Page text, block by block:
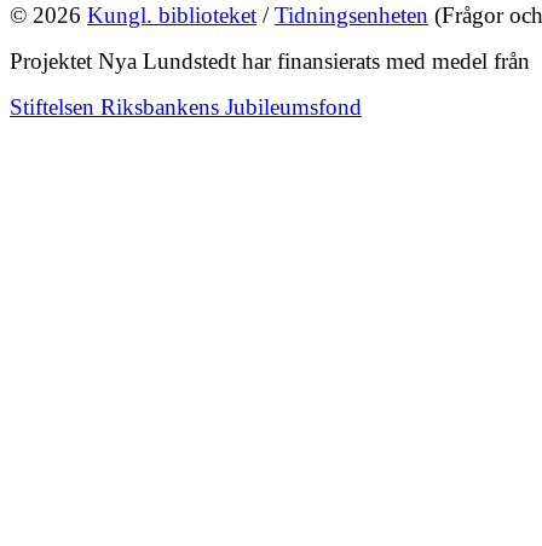
© 2026 Kungl. biblioteket /Tidningsenheten (Frågor
Projektet Nya Lundstedt har finansierats med medel från
Stiftelsen Riksbankens Jubileumsfond